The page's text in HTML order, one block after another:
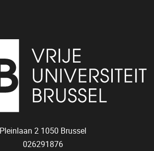
Pleinlaan 2 1050 Brussel
026291876